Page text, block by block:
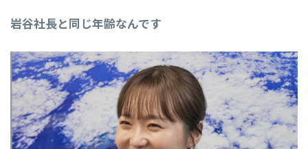
岩谷社長と同じ年齢なんです